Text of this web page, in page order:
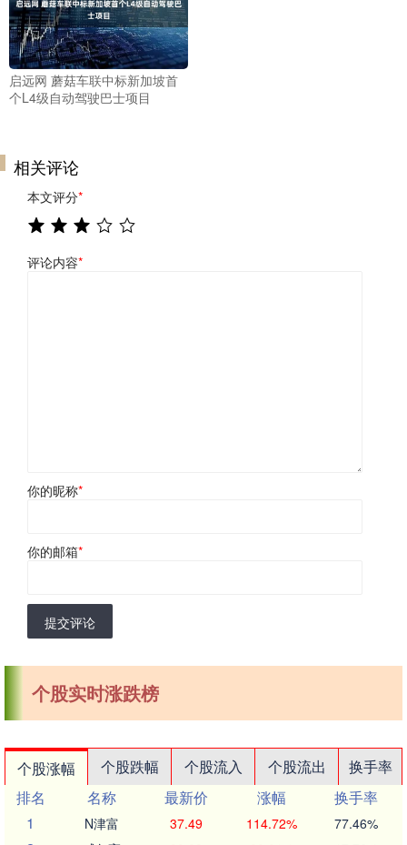
启远网 蘑菇车联中标新加坡首
个L4级自动驾驶巴士项目
相关评论
本文评分*
评论内容*
你的昵称*
你的邮箱*
提交评论
个股实时涨跌榜
个股涨幅 个股跌幅 个股流入 个股流出
换手率
排名
名称 最新价 涨幅
换手率
1
N津富 37.49 114.72% 77.46%